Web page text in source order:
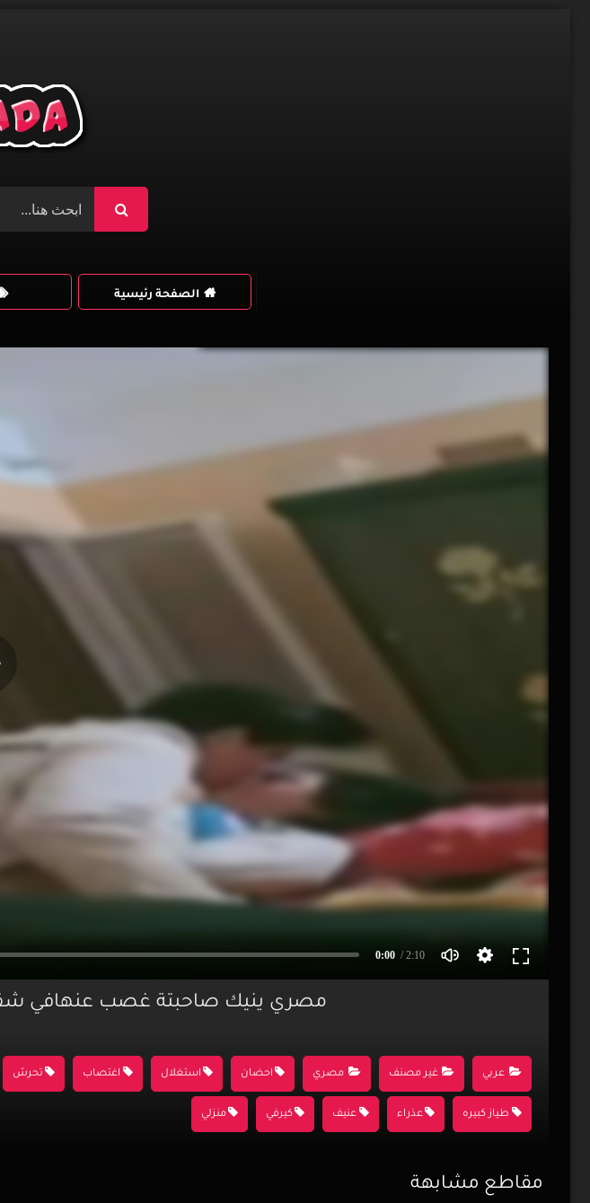
الصفحة رئيسية
0:00 / 2:10
مصري ينيك صاحبتة غصب عنهافي
عربي غير مصنف مصري احضان استغلال اغتصاب تحرش
طياز كبيره عذراء عنيف كيرفي منزلي
مقاطع مشابهة